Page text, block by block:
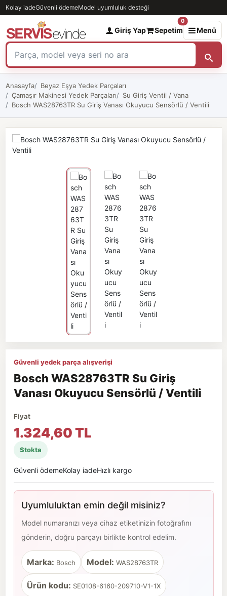
Kolay iadeGüvenli ödemeModel uyumluluk desteği
Giriş Yap Sepetim
0
Menü
Anasayfa
Beyaz Eşya Yedek Parçaları
Çamaşır Makinesi Yedek Parçaları
Su Giriş Ventil / Vana
Bosch WAS28763TR Su Giriş Vanası Okuyucu Sensörlü / Ventili
Güvenli yedek parça alışverişi
Bosch WAS28763TR Su Giriş
Vanası Okuyucu Sensörlü / Ventili
Fiyat
1.324,60 TL
Stokta
Güvenli ödemeKolay iadeHızlı kargo
Uyumluluktan emin değil misiniz?
Model numaranızı veya cihaz etiketinizin fotoğrafını
gönderin, doğru parçayı birlikte kontrol edelim.
Marka: Bosch Model: WAS28763TR
Ürün kodu: SE0108-6160-209710-V1-1X